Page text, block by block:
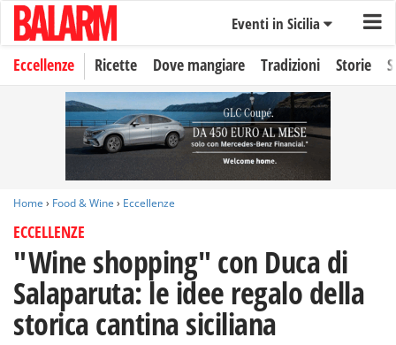
Eventi in Sicilia
Eccellenze Ricette Dove mangiare Tradizioni Storie
Home › Food & Wine › Eccellenze
ECCELLENZE
"Wine shopping" con Duca di
Salaparuta: le idee regalo della
storica cantina siciliana